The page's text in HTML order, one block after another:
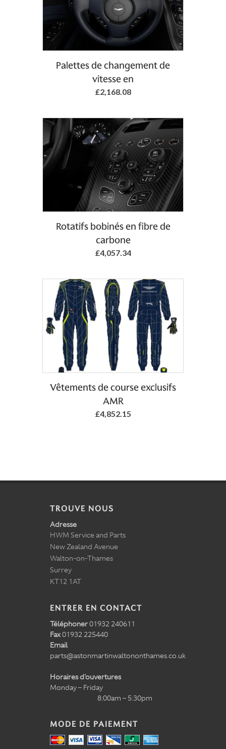
Add to Basket
Palettes de changement de
vitesse en
£2,168.08
Add to Basket
Rotatifs bobinés en fibre de
carbone
£4,057.34
Vêtements de course exclusifs
AMR
£4,852.15
TROUVE NOUS
Adresse
HWM Service and Parts
New Zealand Avenue
Walton-on-Thames
Surrey
KT12 1AT
ENTRER EN CONTACT
Téléphoner01932 240611
Fax01932 225440
Email
parts@astonmartinwaltononthames.co.uk
Horaires d'ouvertures
Monday – Friday
8:00am – 5:30pm
MODE DE PAIEMENT